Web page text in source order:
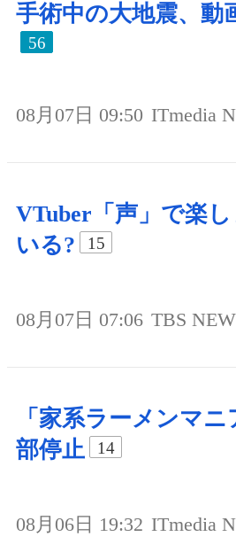
手術中の大地震、動
56
08月07日 09:50 ITmedia
VTuber「声」で楽
いる?
15
08月07日 07:06 TBS
「家系ラーメンマニ
部停止
14
08月06日 19:32 ITmedia